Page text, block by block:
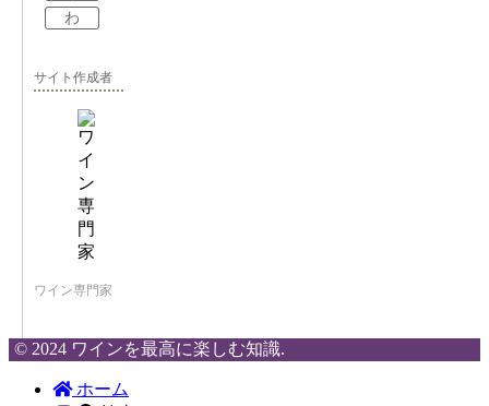
わ
サイト作成者
ワイン専門家
© 2024 ワインを最高に楽しむ知識.
ホーム